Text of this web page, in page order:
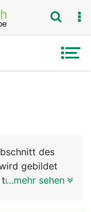
des
gebildet
...mehr sehen